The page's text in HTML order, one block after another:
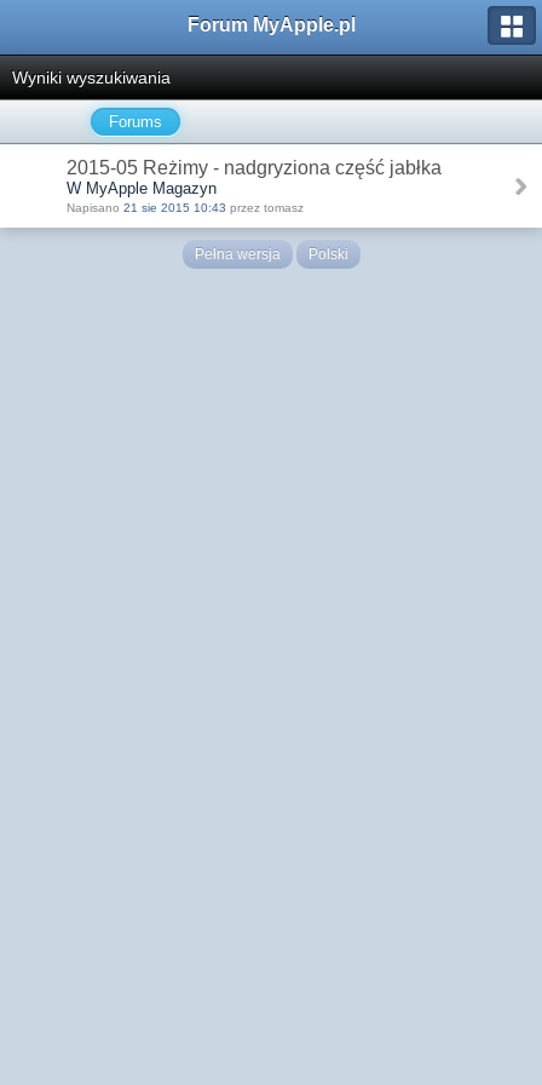
Forum MyApple.pl
Wyniki wyszukiwania
Forums
2015-05 Reżimy - nadgryziona część jabłka
W MyApple Magazyn
Napisano 21 sie 2015 10:43 przez tomasz
Pełna wersja Polski